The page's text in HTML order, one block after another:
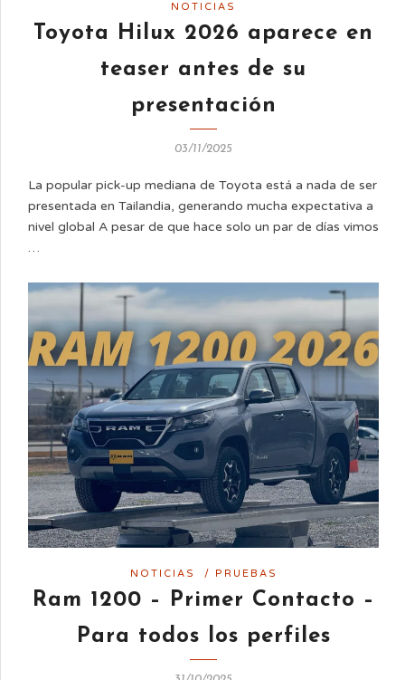
NOTICIAS
Toyota Hilux 2026 aparece en
teaser antes de su
presentación
03/11/2025
La popular pick-up mediana de Toyota está a nada de ser
presentada en Tailandia, generando mucha expectativa a
nivel global A pesar de que hace solo un par de días vimos
…
NOTICIAS / PRUEBAS
Ram 1200 – Primer Contacto –
Para todos los perfiles